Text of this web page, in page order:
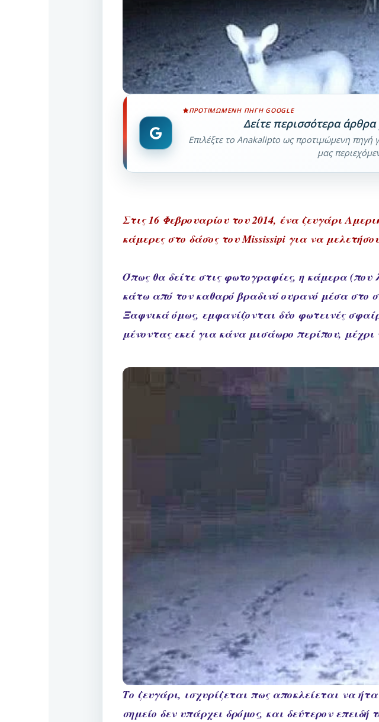
ΠΡΟΤΙΜΏΜΕΝΗ ΠΗΓΉ GOOGLE
Δείτε περισσότερα
Επιλέξτε το Anakalipto ως προτιμώμενη πηγή
μας
Στις 16 Φεβρουαρίου του 2014, ένα ζευγάρι
κάμερες στο δάσος του Mississipi για να
Όπως θα δείτε στις φωτογραφίες, η κάμερα (που
κάτω από τον καθαρό βραδινό ουρανό μέσα στο
Ξαφνικά όμως, εμφανίζονται δύο φωτεινές
μένοντας εκεί για κάνα μισάωρο περίπου,
Το ζευγάρι, ισχυρίζεται πως αποκλείεται να
σημείο δεν υπάρχει δρόμος, και δεύτερον